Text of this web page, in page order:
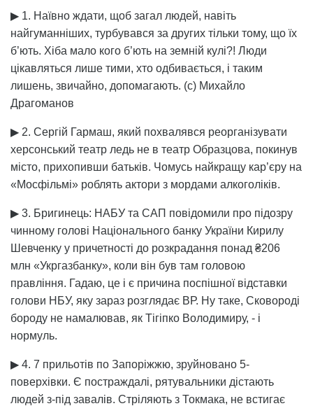
▶ 1. Наївно ждати, щоб загал людей, навіть
найгуманніших, турбувався за других тільки тому, що їх
б’ють. Хіба мало кого б’ють на земній кулі?! Люди
цікавляться лише тими, хто одбивається, і таким
лишень, звичайно, допомагають. (с) Михайло
Драгоманов
▶ 2. Сергій Гармаш, який похвалявся реорганізувати
херсонський театр ледь не в театр Образцова, покинув
місто, прихопивши батьків. Чомусь найкращу кар’єру на
«Мосфільмі» роблять актори з мордами алкоголіків.
▶ 3. Бригинець: НАБУ та САП повідомили про підозру
чинному голові Національного банку України Кирилу
Шевченку у причетності до розкрадання понад ₴206
млн «Укргазбанку», коли він був там головою
правління. Гадаю, це і є причина поспішної відставки
голови НБУ, яку зараз розглядає ВР. Ну таке, Сковороді
бороду не намалював, як Тігіпко Володимиру, - і
нормуль.
▶ 4. 7 прильотів по Запоріжжю, зруйновано 5-
поверхівки. Є постраждалі, рятувальники дістають
людей з-під завалів. Стріляють з Токмака, не встигає